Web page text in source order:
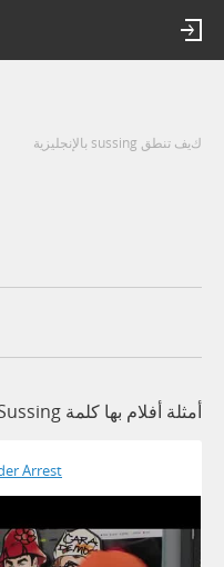
كيف تنطق sussing بالإنجليزية
أمثلة أفلام بها كلمة Sussing
Arrest